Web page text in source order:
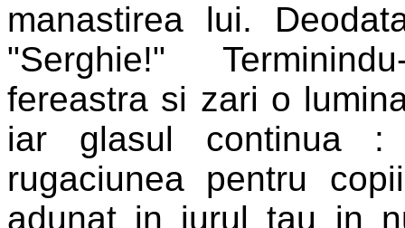
manastirea lui.
"Serghie!"
fereastra si zari o
iar glasul continua :
rugaciunea pentru
adunat in jurul tau in